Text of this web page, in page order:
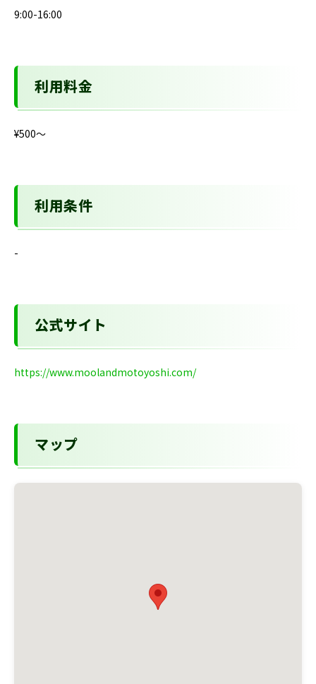
9:00-16:00
利用料金
¥500〜
利用条件
-
公式サイト
https://www.moolandmotoyoshi.com/
マップ